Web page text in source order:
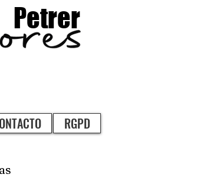
Petrer
RGPD